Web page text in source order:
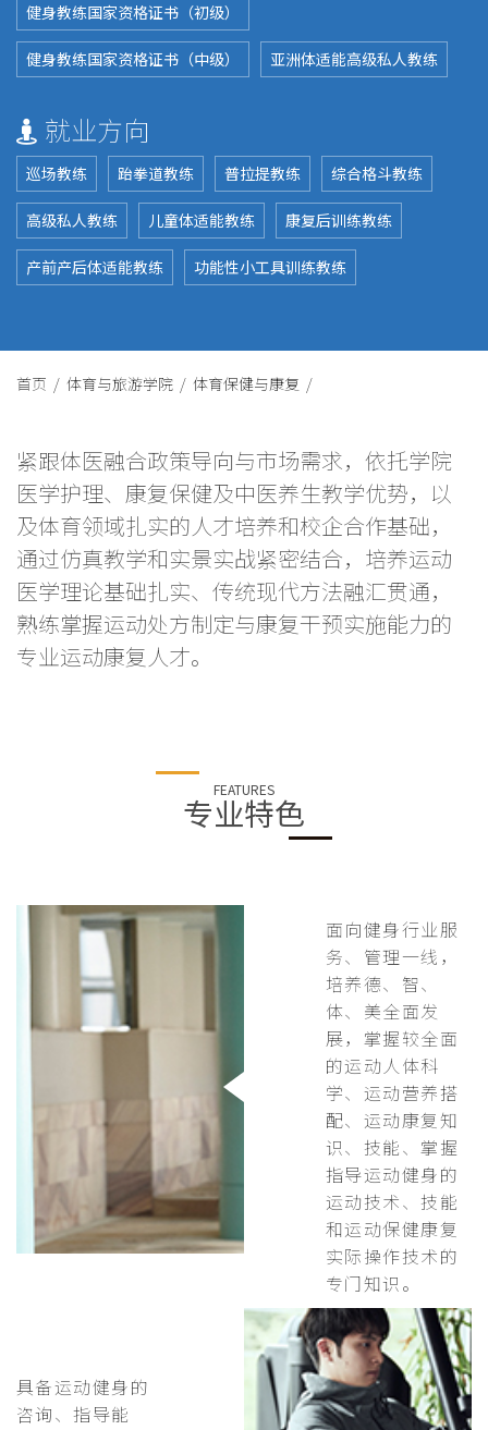
健身教练国家资格证书（初级）
健身教练国家资格证书（中级） 亚洲体适能高级私人教练
就业方向
巡场教练 跆拳道教练 普拉提教练 综合格斗教练
高级私人教练 儿童体适能教练 康复后训练教练
产前产后体适能教练 功能性小工具训练教练
首页 / 体育与旅游学院 / 体育保健与康复 /
紧跟体医融合政策导向与市场需求，依托学院
医学护理、康复保健及中医养生教学优势，以
及体育领域扎实的人才培养和校企合作基础，
通过仿真教学和实景实战紧密结合，培养运动
医学理论基础扎实、传统现代方法融汇贯通，
熟练掌握运动处方制定与康复干预实施能力的
专业运动康复人才。
FEATURES
专业特色
面向健身行业服
务、管理一线，
培养德、智、
体、美全面发
展，掌握较全面
的运动人体科
学、运动营养搭
配、运动康复知
识、技能、掌握
指导运动健身的
运动技术、技能
和运动保健康复
实际操作技术的
专门知识。
具备运动健身的
咨询、指导能